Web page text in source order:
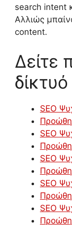
search intent
Αλλιώς
content.
Δείτε
SEO
SEO
SEO
SEO
SEO